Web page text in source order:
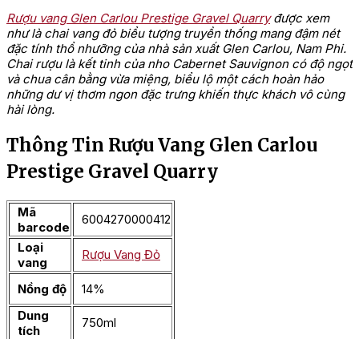
Rượu vang Glen Carlou Prestige Gravel Quarryđược xem
như là chai vang đỏ biểu tượng truyền thống mang đậm nét
đặc tính thổ nhưỡng của nhà sản xuất Glen Carlou, Nam Phi.
Chai rượu là kết tinh của nho Cabernet Sauvignon có độ ngọt
và chua cân bằng vừa miệng, biểu lộ một cách hoàn hảo
những dư vị thơm ngon đặc trưng khiến thực khách vô cùng
hài lòng.
Thông Tin Rượu Vang Glen Carlou
Prestige Gravel Quarry
Mã
barcode
6004270000412
Loại
vang
Rượu Vang Đỏ
Nồng độ
14%
Dung
tích
750ml